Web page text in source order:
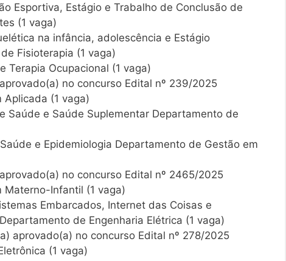
Esportiva, Estágio e Trabalho de Conclusão de
(1 vaga)
na infância, adolescência e Estágio
Fisioterapia (1 vaga)
Terapia Ocupacional (1 vaga)
no concurso Edital nº 239/2025
(1 vaga)
Saúde e Saúde Suplementar Departamento de
e Epidemiologia Departamento de Gestão em
no concurso Edital nº 2465/2025
Materno-Infantil (1 vaga)
Embarcados, Internet das Coisas e
de Engenharia Elétrica (1 vaga)
aprovado(a) no concurso Edital nº 278/2025
(1 vaga)